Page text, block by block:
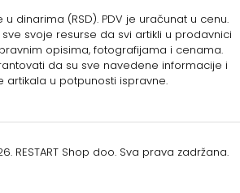
u dinarima (RSD). PDV je uračunat u cenu.
svoje resurse da svi artikli u prodavnici
opisima, fotografijama i cenama.
da su sve navedene informacije i
artikala u potpunosti ispravne.
RESTART Shop doo. Sva prava zadržana.